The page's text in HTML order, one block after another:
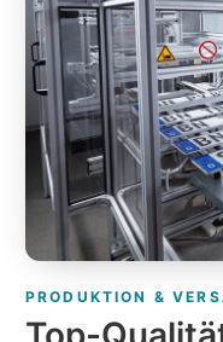
PRODUKTION &